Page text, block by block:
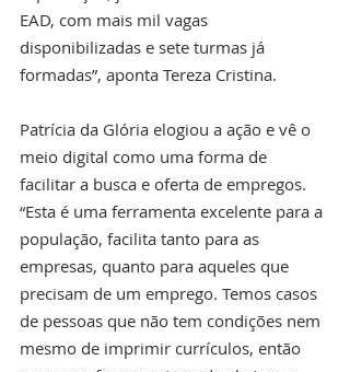
EAD, com mais mil vagas
disponibilizadas e sete turmas já
formadas”, aponta Tereza Cristina.
Patrícia da Glória elogiou a ação e vê o
meio digital como uma forma de
facilitar a busca e oferta de empregos.
“Esta é uma ferramenta excelente para a
população, facilita tanto para as
empresas, quanto para aqueles que
precisam de um emprego. Temos casos
de pessoas que não tem condições nem
mesmo de imprimir currículos, então